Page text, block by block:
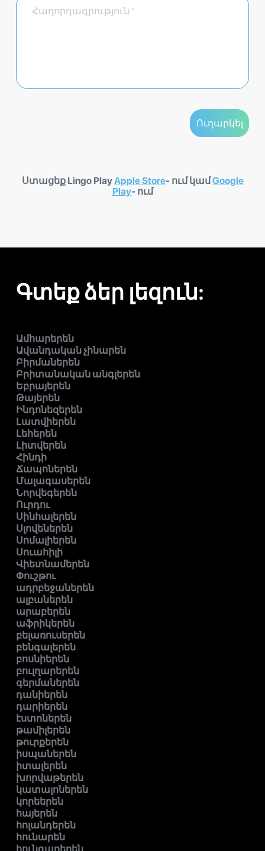
Ստացեք Lingo PlayApple Store- ում կամGoogle
Play- ում
Գտեք ձեր լեզուն:
Ամհարերեն
Ավանդական չինարեն
Բիրմաներեն
Բրիտանական անգլերեն
Եբրայերեն
Թայերեն
Ինդոնեզերեն
Լատվիերեն
Լեհերեն
Լիտվերեն
Հինդի
Ճապոներեն
Մալագասերեն
Նորվեգերեն
Ուրդու
Սինհալերեն
Սլովեներեն
Սոմալիերեն
Սուահիլի
Վիետնամերեն
Փուշթու
ադրբեջաներեն
ալբաներեն
արաբերեն
աֆրիկերեն
բելառուսերեն
բենգալերեն
բոսնիերեն
բուլղարերեն
գերմաներեն
դանիերեն
դարիերեն
էստոներեն
թամիլերեն
թուրքերեն
իսպաներեն
իտալերեն
խորվաթերեն
կատալոներեն
կորեերեն
հայերեն
հոլանդերեն
հունարեն